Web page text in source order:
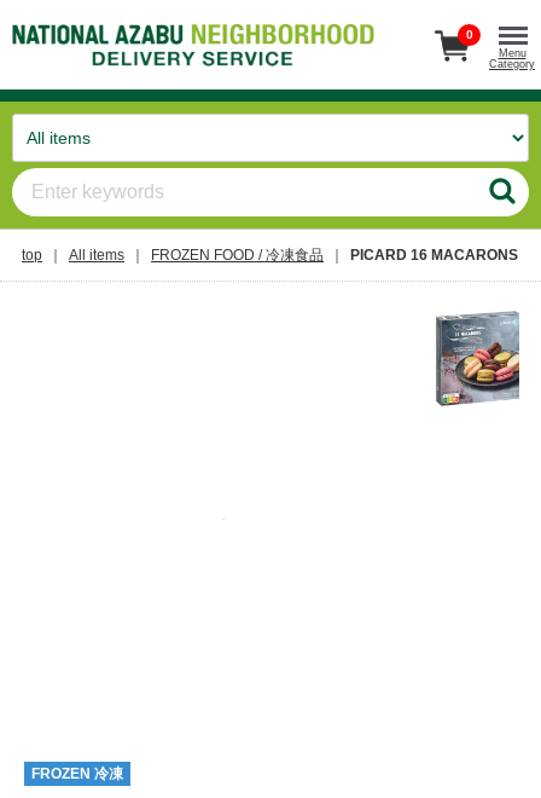
0
Menu
Category
top All items FROZEN FOOD / 冷凍食品 PICARD 16 MACARONS
FROZEN 冷凍